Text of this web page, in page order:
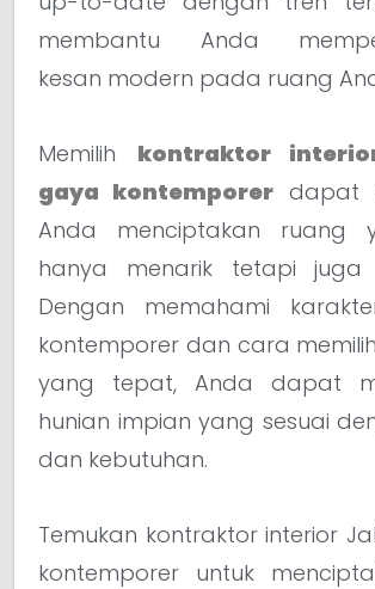
membantu Anda
kesan modern pada ruang
Memilih kontraktor
gaya kontemporer dapat
Anda menciptakan ruang
hanya menarik tetapi juga
Dengan memahami
kontemporer dan cara
yang tepat, Anda dapat
hunian impian yang sesuai
dan kebutuhan.
Temukan kontraktor interior
kontemporer untuk